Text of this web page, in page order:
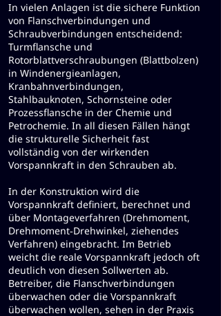
In vielen Anlagen ist die sichere Funktion
von Flanschverbindungen und
Schraubverbindungen entscheidend:
Turmflansche und
Rotorblattverschraubungen (Blattbolzen)
in Windenergieanlagen,
Kranbahnverbindungen,
Stahlbauknoten, Schornsteine oder
Prozessflansche in der Chemie und
Petrochemie. In all diesen Fällen hängt
die strukturelle Sicherheit fast
vollständig von der wirkenden
Vorspannkraft in den Schrauben ab.
In der Konstruktion wird die
Vorspannkraft definiert, berechnet und
über Montageverfahren (Drehmoment,
Drehmoment‑Drehwinkel, ziehendes
Verfahren) eingebracht. Im Betrieb
weicht die reale Vorspannkraft jedoch oft
deutlich von diesen Sollwerten ab.
Betreiber, die Flanschverbindungen
überwachen oder die Vorspannkraft
überwachen wollen, sehen in der Praxis